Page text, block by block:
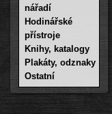
nářadí
Hodinářské
přístroje
Knihy, katalogy
Plakáty, odznaky
Ostatní